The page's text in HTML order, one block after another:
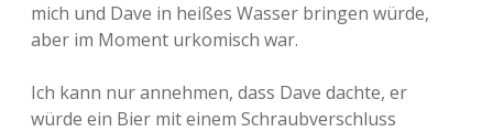
mich und Dave in heißes Wasser bringen würde,
aber im Moment urkomisch war.
Ich kann nur annehmen, dass Dave dachte, er
würde ein Bier mit einem Schraubverschluss